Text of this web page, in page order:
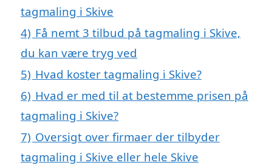
tagmaling i Skive
4) Få nemt 3 tilbud på tagmaling i Skive,
du kan være tryg ved
5) Hvad koster tagmaling i Skive?
6) Hvad er med til at bestemme prisen på
tagmaling i Skive?
7) Oversigt over firmaer der tilbyder
tagmaling i Skive eller hele Skive